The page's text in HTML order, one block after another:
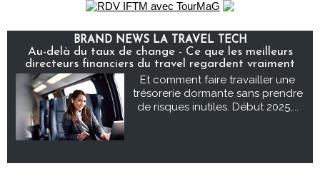
BRAND NEWS LA TRAVEL TECH
Au-delà du taux de change - Ce que les meilleurs
directeurs financiers du travel regardent vraiment
Et comment faire travailler une
trésorerie dormante sans prendre
de risques inutiles. Début 2025,...